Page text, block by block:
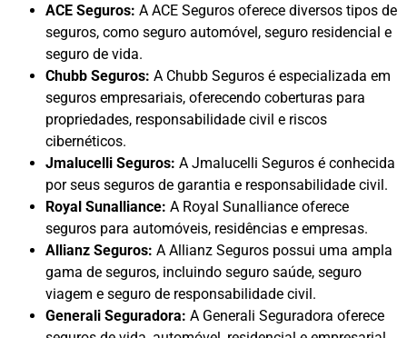
ACE Seguros: A ACE Seguros oferece diversos tipos de
seguros, como seguro automóvel, seguro residencial e
seguro de vida.
Chubb Seguros: A Chubb Seguros é especializada em
seguros empresariais, oferecendo coberturas para
propriedades, responsabilidade civil e riscos
cibernéticos.
Jmalucelli Seguros: A Jmalucelli Seguros é conhecida
por seus seguros de garantia e responsabilidade civil.
Royal Sunalliance: A Royal Sunalliance oferece
seguros para automóveis, residências e empresas.
Allianz Seguros: A Allianz Seguros possui uma ampla
gama de seguros, incluindo seguro saúde, seguro
viagem e seguro de responsabilidade civil.
Generali Seguradora: A Generali Seguradora oferece